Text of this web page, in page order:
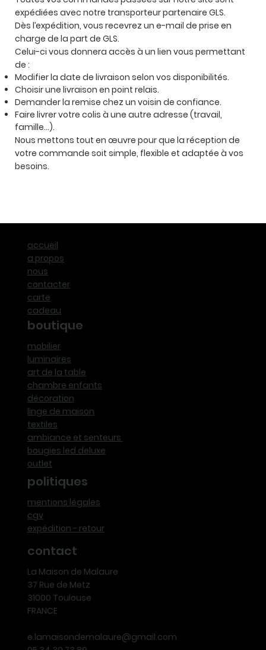
expédiées avec notre transporteur partenaire GLS.
Dès l’expédition, vous recevrez un e-mail de prise en
charge de la part de GLS.
Celui-ci vous donnera accès à un lien vous permettant
de :
Modifier la date de livraison selon vos disponibilités.
Choisir une livraison en point relais.
Demander la remise chez un voisin de confiance.
Faire livrer votre colis à une autre adresse (travail,
famille…).
Nous mettons tout en œuvre pour que la réception de
votre commande soit simple, flexible et adaptée à vos
besoins.
accueil
a propos
nous
contacter
carte
cadeau
boutique
mobilier
luminaires
art de la table
chambre enfants
décoration
linge de maison
textiles
ambiance et senteurs
bougies led deluxe
outlet
politiques
mentions légales
cgv
expédition - retour
contact
La Maison de Malaure
37 Rue de Metz
31000 Toulouse
FRANCE
e.lamaisondemalaure@gmail.com